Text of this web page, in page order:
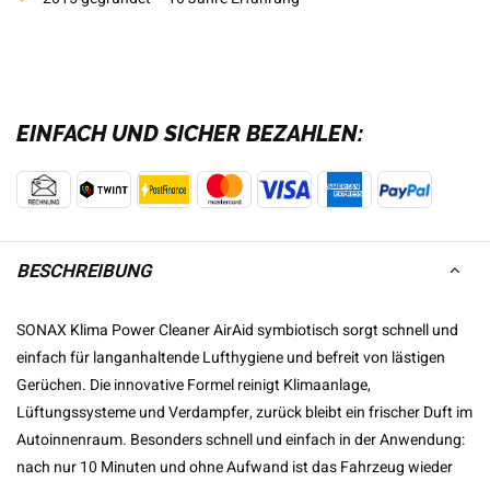
EINFACH UND SICHER BEZAHLEN:
BESCHREIBUNG
SONAX Klima Power Cleaner AirAid symbiotisch sorgt schnell und
einfach für langanhaltende Lufthygiene und befreit von lästigen
Gerüchen. Die innovative Formel reinigt Klimaanlage,
Lüftungssysteme und Verdampfer, zurück bleibt ein frischer Duft im
Autoinnenraum. Besonders schnell und einfach in der Anwendung:
nach nur 10 Minuten und ohne Aufwand ist das Fahrzeug wieder